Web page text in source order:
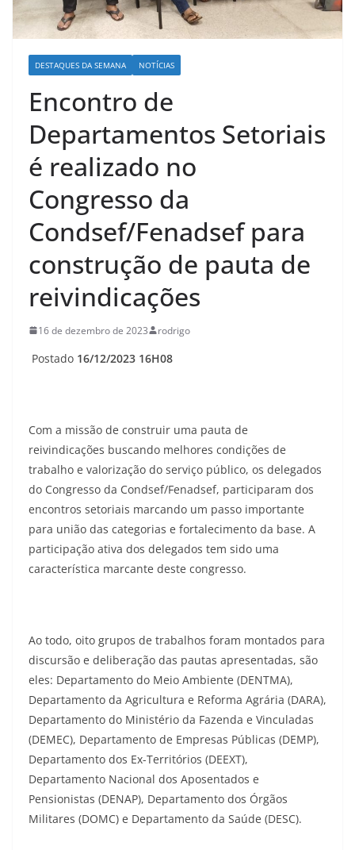
DESTAQUES DA SEMANA NOTÍCIAS
Encontro de
Departamentos Setoriais
é realizado no
Congresso da
Condsef/Fenadsef para
construção de pauta de
reivindicações
16 de dezembro de 2023 rodrigo
Postado 16/12/2023 16H08
Com a missão de construir uma pauta de
reivindicações buscando melhores condições de
trabalho e valorização do serviço público, os delegados
do Congresso da Condsef/Fenadsef, participaram dos
encontros setoriais marcando um passo importante
para união das categorias e fortalecimento da base. A
participação ativa dos delegados tem sido uma
característica marcante deste congresso.
Ao todo, oito grupos de trabalhos foram montados para
discursão e deliberação das pautas apresentadas, são
eles: Departamento do Meio Ambiente (DENTMA),
Departamento da Agricultura e Reforma Agrária (DARA),
Departamento do Ministério da Fazenda e Vinculadas
(DEMEC), Departamento de Empresas Públicas (DEMP),
Departamento dos Ex-Territórios (DEEXT),
Departamento Nacional dos Aposentados e
Pensionistas (DENAP), Departamento dos Órgãos
Militares (DOMC) e Departamento da Saúde (DESC).